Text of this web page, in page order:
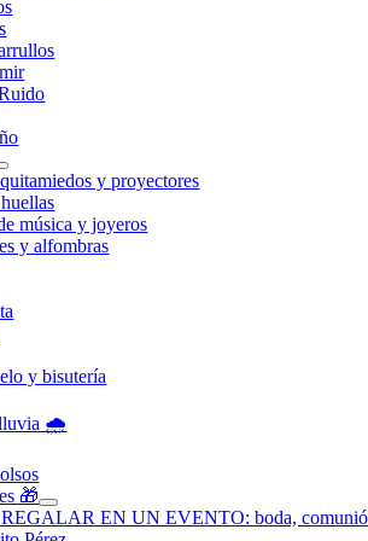
y proyectores
música y joyeros
y alfombras
y bisutería
lluvia 🌧️
🎁
REGALAR EN UN EVENTO: boda,